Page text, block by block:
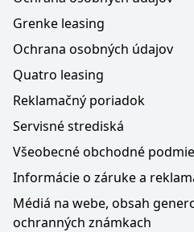
Grenke leasing
Ochrana osobných údajov
Quatro leasing
Reklamačný poriadok
Servisné strediská
Všeobecné obchodné
Informácie o záruke a
Médiá na webe, obsah
ochranných známkach